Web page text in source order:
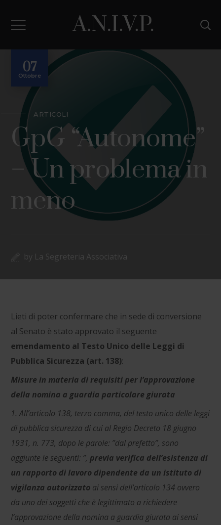
A.N.I.V.P.
07
Ottobre
ARTICOLI
GpG “Autonome”
– Un problema in
meno
by La Segreteria Associativa
Lieti di poter confermare che in sede di conversione
al Senato è stato approvato il seguente
emendamento al Testo Unico delle Leggi di
Pubblica Sicurezza (art. 138):
Misure in materia di requisiti per l’approvazione
della nomina a guardia particolare giurata
1. All’articolo 138, terzo comma, del testo unico delle leggi
di pubblica sicurezza di cui al Regio Decreto 18 giugno
1931, n. 773, dopo le parole: ”dal prefetto”, sono
aggiunte le seguenti: ”,previa verifica dell’esistenza di
un rapporto di lavoro dipendente da un istituto di
vigilanza autorizzato ai sensi dell’articolo 134 ovvero
da uno dei soggetti che è legittimato a richiedere
l’approvazione della nomina a guardia giurata ai sensi